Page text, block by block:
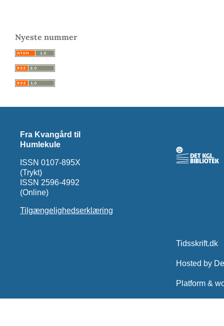
Nyeste nummer
Fra Kvangård til
Humlekule
ISSN 0107-895X
(Trykt)
ISSN 2596-4992
(Online)
Tilgængelighedserklæring